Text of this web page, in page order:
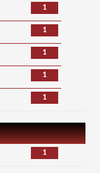
1
1
1
1
1
1